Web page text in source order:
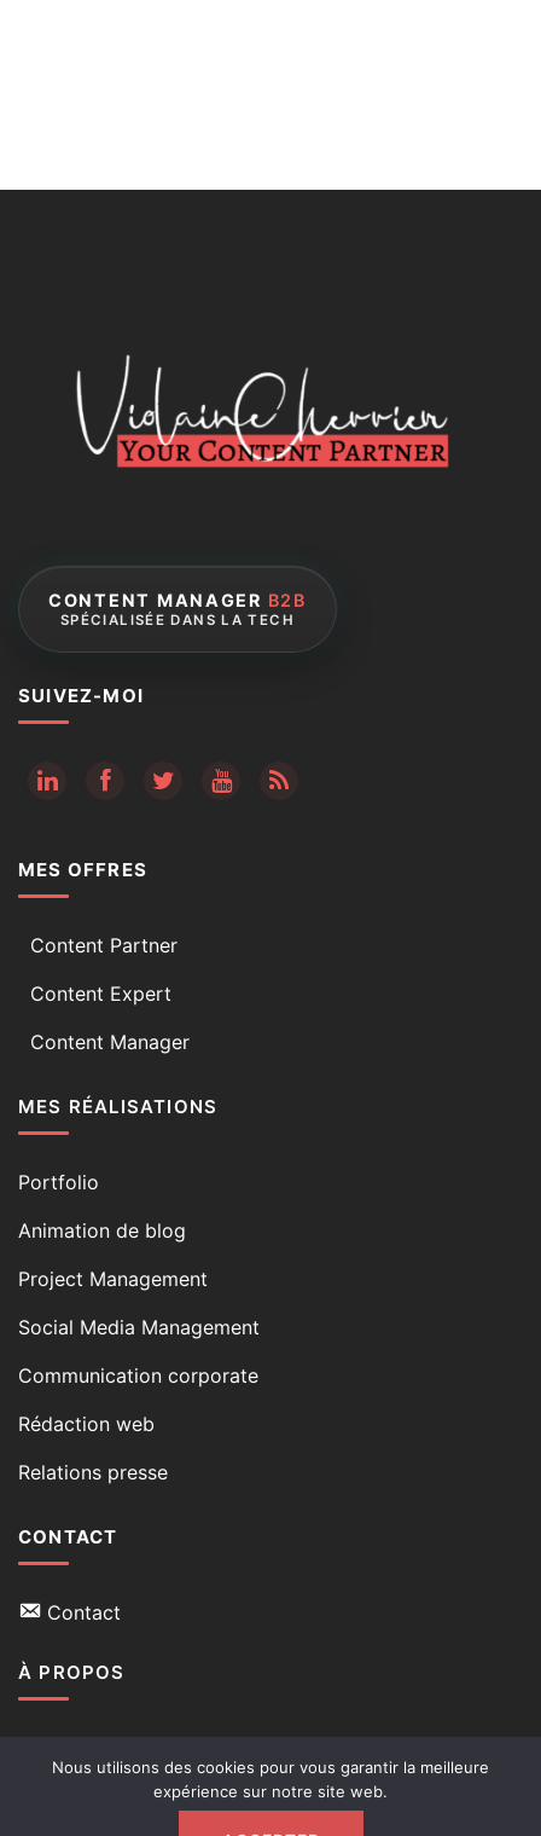
CONTENT MANAGER B2B
SPÉCIALISÉE DANS LA TECH
SUIVEZ-MOI
RSS
MES OFFRES
Content Partner
Content Expert
Content Manager
MES RÉALISATIONS
Portfolio
Animation de blog
Project Management
Social Media Management
Communication corporate
Rédaction web
Relations presse
CONTACT
Contact
À PROPOS
Nous utilisons des cookies pour vous garantir la meilleure
expérience sur notre site web.